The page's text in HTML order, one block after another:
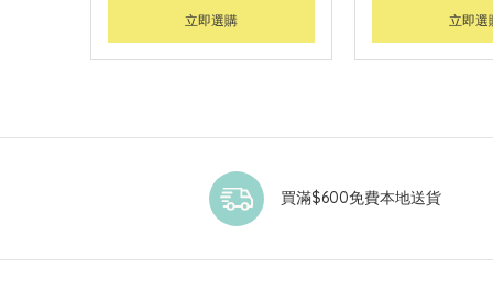
立即選購 立即選
買滿$600免費本地送貨